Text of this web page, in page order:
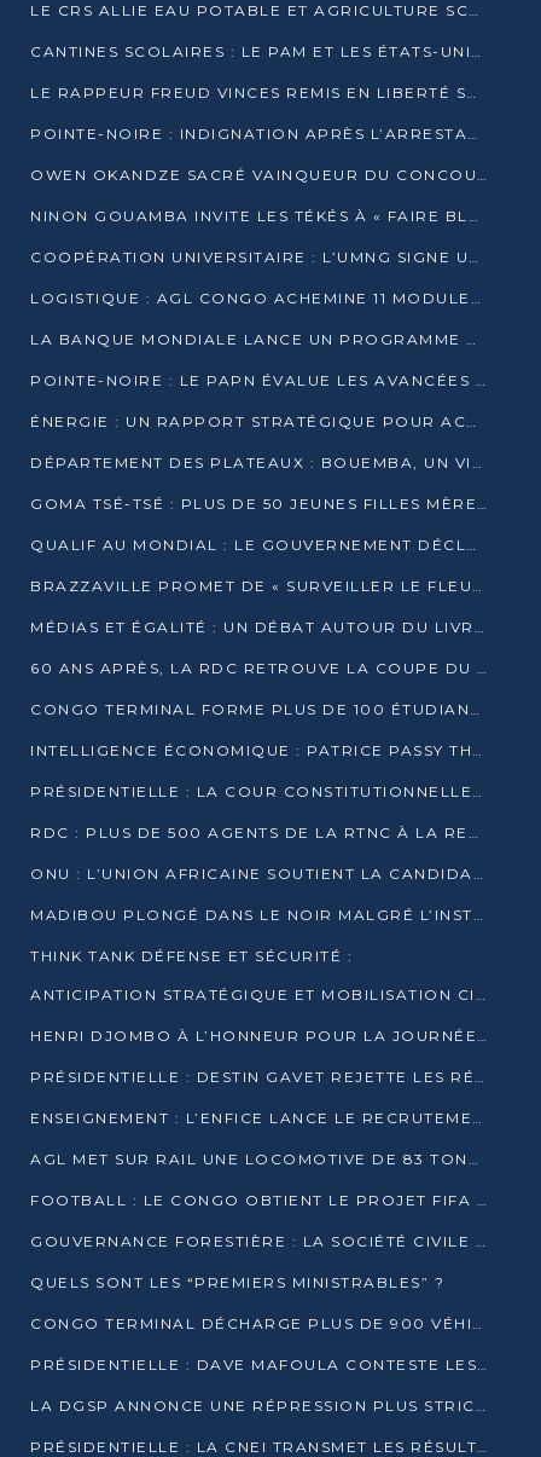
LE CRS ALLIE EAU POTABLE ET AGRICULTURE SCOLAIRE AU CŒUR DE LA TRANSFORMATION DES ÉCOLES RURALES
CANTINES SCOLAIRES : LE PAM ET LES ÉTATS-UNIS AU CONTACT DES ÉCOLIERS DE KINKALA
LE RAPPEUR FREUD VINCES REMIS EN LIBERTÉ SOUS PRESSION MÉDIATIQUE
POINTE-NOIRE : INDIGNATION APRÈS L’ARRESTATION DU RAPPEUR FREUD VINCES
OWEN OKANDZE SACRÉ VAINQUEUR DU CONCOURS SLAM POUR LA VIE
NINON GOUAMBA INVITE LES TÉKÉS À « FAIRE BLOC » POUR PESER DANS LE DÉBAT NATIONAL
COOPÉRATION UNIVERSITAIRE : L’UMNG SIGNE UN ACCORD STRATÉGIQUE AVEC L’UNIVERSITÉ HAINAN EN CHINE
LOGISTIQUE : AGL CONGO ACHEMINE 11 MODULES GÉANTS JUSQU’À BRAZZAVILLE
LA BANQUE MONDIALE LANCE UN PROGRAMME DE 394 MILLIONS DE DOLLARS POUR LE BASSIN DU CONGO
POINTE-NOIRE : LE PAPN ÉVALUE LES AVANCÉES DU MÔLE EST
ÉNERGIE : UN RAPPORT STRATÉGIQUE POUR ACCÉLÉRER LA TRANSITION AU CONGO
DÉPARTEMENT DES PLATEAUX : BOUEMBA, UN VIVIER ÉCONOMIQUE PRÊT À EXPLOSER
GOMA TSÉ-TSÉ : PLUS DE 50 JEUNES FILLES MÈRES SENSIBILISÉES À LA SANTÉ SEXUELLE
QUALIF AU MONDIAL : LE GOUVERNEMENT DÉCLARE LA JOURNÉE DU 1ER AVRIL 2026 CHÔMÉE ET PAYÉE
BRAZZAVILLE PROMET DE « SURVEILLER LE FLEUVE » APRÈS LA QUALIFICATION DE LA RDC AU MONDIAL
MÉDIAS ET ÉGALITÉ : UN DÉBAT AUTOUR DU LIVRE « CES FEMMES QUI REPRENNENT LE POUVOIR SUR LEUR VIE »
60 ANS APRÈS, LA RDC RETROUVE LA COUPE DU MONDE
CONGO TERMINAL FORME PLUS DE 100 ÉTUDIANTS AUX TECHNIQUES D’EMBAUCHE
INTELLIGENCE ÉCONOMIQUE : PATRICE PASSY THÉORISE UNE STRATÉGIE ADAPTÉE AUX CONTEXTES FRAGMENTÉS
PRÉSIDENTIELLE : LA COUR CONSTITUTIONNELLE CONFIRME LA VICTOIRE DE SASSOU NGUESSO AVEC 94,90 % DES SUFFRAGES
RDC : PLUS DE 500 AGENTS DE LA RTNC À LA RETRAITE, UNE PAGE SE TOURNE
ONU : L’UNION AFRICAINE SOUTIENT LA CANDIDATURE DE MACKY SALL
MADIBOU PLONGÉ DANS LE NOIR MALGRÉ L’INSTALLATION D’UN NOUVEAU TRANSFORMATEUR
THINK TANK DÉFENSE ET SÉCURITÉ :
ANTICIPATION STRATÉGIQUE ET MOBILISATION CITOYENNE POUR NOTRE SOUVERAINETÉ NATIONALE
HENRI DJOMBO À L’HONNEUR POUR LA JOURNÉE MONDIALE DU THÉÂTRE
PRÉSIDENTIELLE : DESTIN GAVET REJETTE LES RÉSULTATS ET APPELLE À UN DIALOGUE NATIONAL
ENSEIGNEMENT : L’ENFICE LANCE LE RECRUTEMENT DE SA PREMIÈRE PROMOTION DE PROFESSEURS DES ÉCOLES
AGL MET SUR RAIL UNE LOCOMOTIVE DE 83 TONNES À POINTE-NOIRE
FOOTBALL : LE CONGO OBTIENT LE PROJET FIFA ARENA POUR SES 15 DÉPARTEMENTS
GOUVERNANCE FORESTIÈRE : LA SOCIÉTÉ CIVILE CONGOLAISE AFFICHE SES PRIORITÉS POUR 2026
QUELS SONT LES “PREMIERS MINISTRABLES” ?
CONGO TERMINAL DÉCHARGE PLUS DE 900 VÉHICULES EN QUELQUES HEURES
PRÉSIDENTIELLE : DAVE MAFOULA CONTESTE LES RÉSULTATS PROVISOIRES
LA DGSP ANNONCE UNE RÉPRESSION PLUS STRICTE CONTRE LES MOTO-TAXIS
PRÉSIDENTIELLE : LA CNEI TRANSMET LES RÉSULTATS PROVISOIRES À LA COUR CONSTITUTIONNELLE